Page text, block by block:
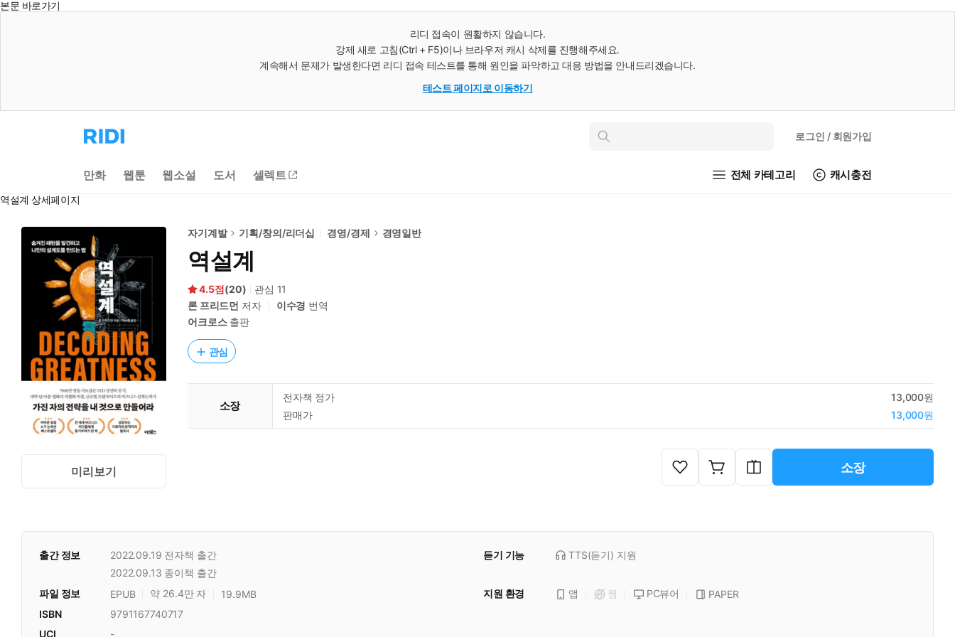
본문 바로가기
리디 접속이 원활하지 않습니다.
강제 새로 고침(Ctrl + F5)이나 브라우저 캐시 삭제를 진행해주세요.
계속해서 문제가 발생한다면 리디 접속 테스트를 통해 원인을 파악하고 대응 방법을 안내드리겠습니다.
테스트 페이지로 이동하기
리
디
으
로
인
로그인 / 회원가입
만화 웹툰 웹소설 도서 셀렉트 전체 카테고리 캐시충전
역설계 상세페이지
미리보기
자기계발 기획/창의/리더십 경영/경제 경영일반
역설계
4.5 (20) 관심 11
론 프리드먼 저자 이수경 번역
어크로스출판
관심
소장
전자책 정가
13,000원
판매가
13,000원
소장
출간 정보 2022.09.19 전자책 출간
2022.09.13 종이책 출간
듣기 기능 TTS(듣기) 지원
파일 정보 EPUB 약 26.4만 자 19.9MB 지원 환경 앱 웹 PC뷰어
PAPER
ISBN
9791167740717
UCI
-